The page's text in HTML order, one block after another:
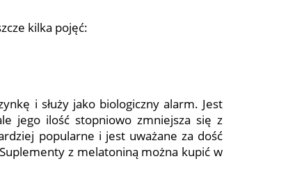
kilka pojęć:
i służy jako biologiczny alarm. Jest
jego ilość stopniowo zmniejsza się z
popularne i jest uważane za dość
z melatoniną można kupić w